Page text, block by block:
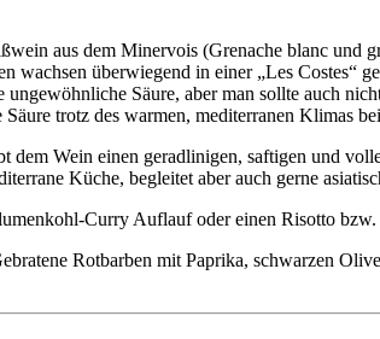
aus dem Minervois (Grenache blanc
wachsen überwiegend in einer „Les
Säure, aber man sollte auch
trotz des warmen, mediterranen Klimas
dem Wein einen geradlinigen, saftigen und
Küche, begleitet aber auch gerne
Curry Auflauf oder einen Risotto
Rotbarben mit Paprika, schwarzen